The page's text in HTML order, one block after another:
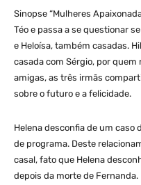
Sinopse “Mulheres
Téo e passa a se questionar
e Heloísa, também casadas.
casada com Sérgio, por
amigas, as três irmãs
sobre o futuro e a felicidade.
Helena desconfia de um caso
de programa. Deste
casal, fato que Helena
depois da morte de